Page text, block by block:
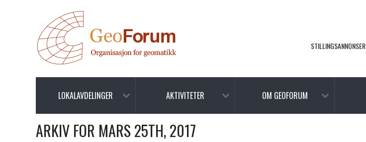
STILLINGSANNONSER
LOKALAVDELINGER AKTIVITETER OM GEOFORUM
ARKIV FOR MARS 25TH, 2017